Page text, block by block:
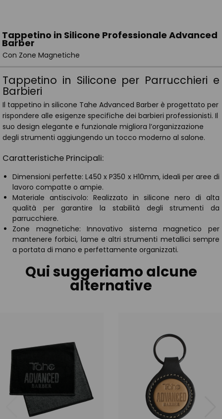
Tappetino in Silicone Professionale Advanced
Barber
Con Zone Magnetiche
Tappetino in Silicone per Parrucchieri e
Barbieri
Il tappetino in silicone Tahe Advanced Barber è progettato per
rispondere alle esigenze specifiche dei barbieri professionisti. Il
suo design elegante e funzionale migliora l’organizzazione
degli strumenti aggiungendo un tocco moderno al salone.
Caratteristiche Principali:
Dimensioni perfette: L450 x P350 x H10mm, ideali per aree di
lavoro compatte o ampie.
Materiale antiscivolo: Realizzato in silicone nero di alta
qualità per garantire la stabilità degli strumenti da
parrucchiere.
Zone magnetiche: Innovativo sistema magnetico per
mantenere forbici, lame e altri strumenti metallici sempre
a portata di mano e perfettamente organizzati.
Qui suggeriamo alcune
alternative